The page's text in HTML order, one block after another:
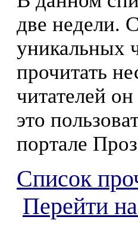
две недели.
уникальных
прочитать
читателей
это
портале
Список
Перейти